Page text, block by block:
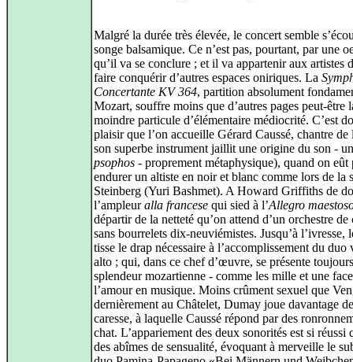
Malgré la durée très élevée, le concert semble
songe balsamique. Ce n’est pas, pourtant, par une
qu’il va se conclure ; et il va appartenir aux artistes
faire conquérir d’autres espaces oniriques. La
Concertante KV 364, partition absolument
Mozart, souffre moins que d’autres pages peut-être
moindre particule d’élémentaire médiocrité. C’est
plaisir que l’on accueille Gérard Caussé, chantre de
son superbe instrument jaillit une origine du son -
psophos - proprement métaphysique), quand on eût
endurer un altiste en noir et blanc comme lors de la
Steinberg (Yuri Bashmet). A Howard Griffiths de
l’ampleuralla francese qui sied à l’Allegro
départir de la netteté qu’on attend d’un orchestre de
sans bourrelets dix-neuviémistes. Jusqu’à l’ivresse,
tisse le drap nécessaire à l’accomplissement du duo
alto ; qui, dans ce chef d’œuvre, se présente
splendeur mozartienne - comme les mille et une
l’amour en musique. Moins crûment sexuel que
dernièrement au Châtelet, Dumay joue davantage
caresse, à laquelle Caussé répond par des
chat. L’appariement des deux sonorités est si réussi
des abîmes de sensualité, évoquant à merveille le